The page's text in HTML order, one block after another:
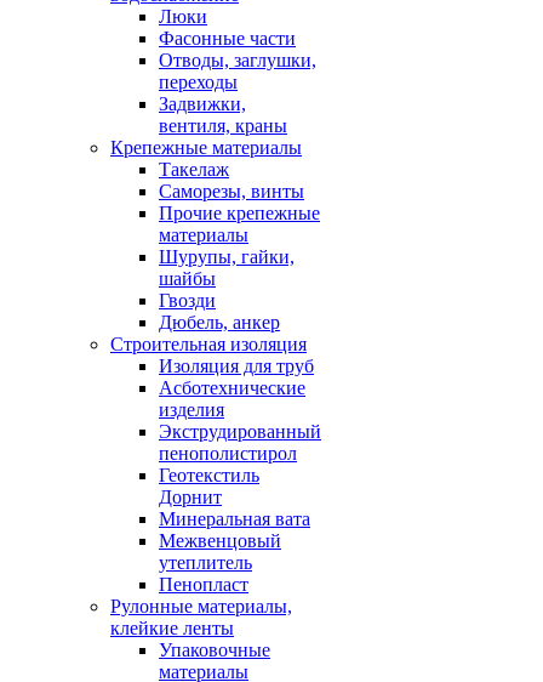
Люки
Фасонные части
Отводы, заглушки,
переходы
Задвижки,
вентиля, краны
Крепежные материалы
Такелаж
Саморезы, винты
Прочие крепежные
материалы
Шурупы, гайки,
шайбы
Гвозди
Дюбель, анкер
Строительная изоляция
Изоляция для труб
Асботехнические
изделия
Экструдированный
пенополистирол
Геотекстиль
Дорнит
Минеральная вата
Межвенцовый
утеплитель
Пенопласт
Рулонные материалы,
клейкие ленты
Упаковочные
материалы